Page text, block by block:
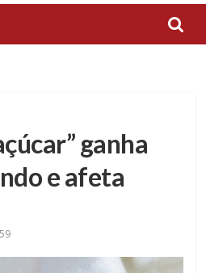
ganha
e afeta